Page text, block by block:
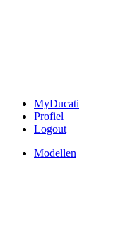
MyDucati
Profiel
Logout
Modellen